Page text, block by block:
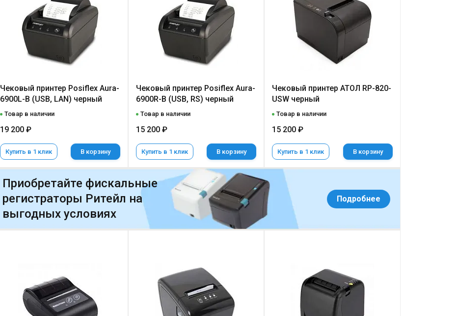
Чековый принтер Posiflex Aura-
6900L-B (USB, LAN) черный
Товар в наличии
19 200 ₽
Купить в 1 клик В корзину
Чековый принтер Posiflex Aura-
6900R-B (USB, RS) черный
Товар в наличии
15 200 ₽
Купить в 1 клик В корзину
Чековый принтер АТОЛ RP-820-
USW черный
Товар в наличии
15 200 ₽
Купить в 1 клик В корзину
Приобретайте фискальные
регистраторы Ритейл на
выгодных условиях
Подробнее